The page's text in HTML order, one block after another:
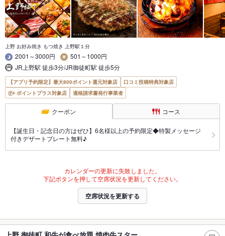
上野 お好み焼き もつ焼き 上野駅１分
2001～3000円
501～1000円
JR上野駅 徒歩3分/JR御徒町駅 徒歩5分
【アプリ予約限定】最大800ポイント還元対象店
口コミ投稿特典対象店
ポイントプラス対象店
適格請求書発行事業者
クーポン コース
【誕生日・記念日の方はぜひ】6名様以上の予約限定◆特製メッセージ
付きデザートプレート無料♪
カレンダーの更新に失敗しました。
下記ボタンを押して空席状況を更新してください。
空席状況を更新する